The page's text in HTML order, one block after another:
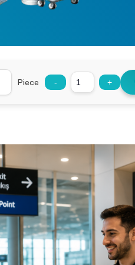
Piece - +